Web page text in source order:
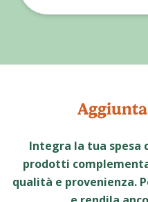
Integra la tua spesa
prodotti
qualità e provenienza.